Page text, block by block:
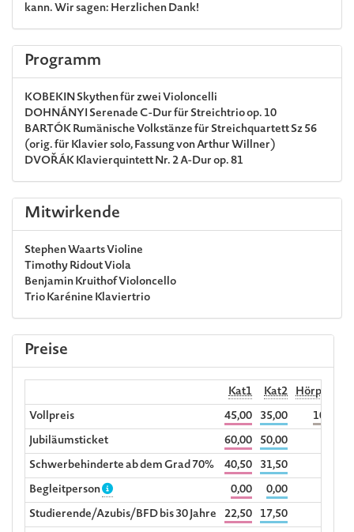
kann. Wir sagen: Herzlichen Dank!
Programm
KOBEKINSkythen für zwei Violoncelli
DOHNÁNYISerenade C-Dur für Streichtrio op. 10
BARTÓKRumänische Volkstänze für Streichquartett Sz 56
(orig. für Klavier solo, Fassung von Arthur Willner)
DVOŘÁKKlavierquintett Nr. 2 A-Dur op. 81
Mitwirkende
Stephen WaartsVioline
Timothy RidoutViola
Benjamin KruithofVioloncello
Trio Karénine Klaviertrio
Preise
Kat1 Kat2
Hörplatz
Vollpreis
45,00 35,00 10,00
Jubiläumsticket
60,00
50,00
Schwerbehinderte ab dem Grad 70%
40,50
31,50
Begleitperson
0,00
0,00
Studierende/Azubis/BFD bis 30 Jahre
22,50 17,50